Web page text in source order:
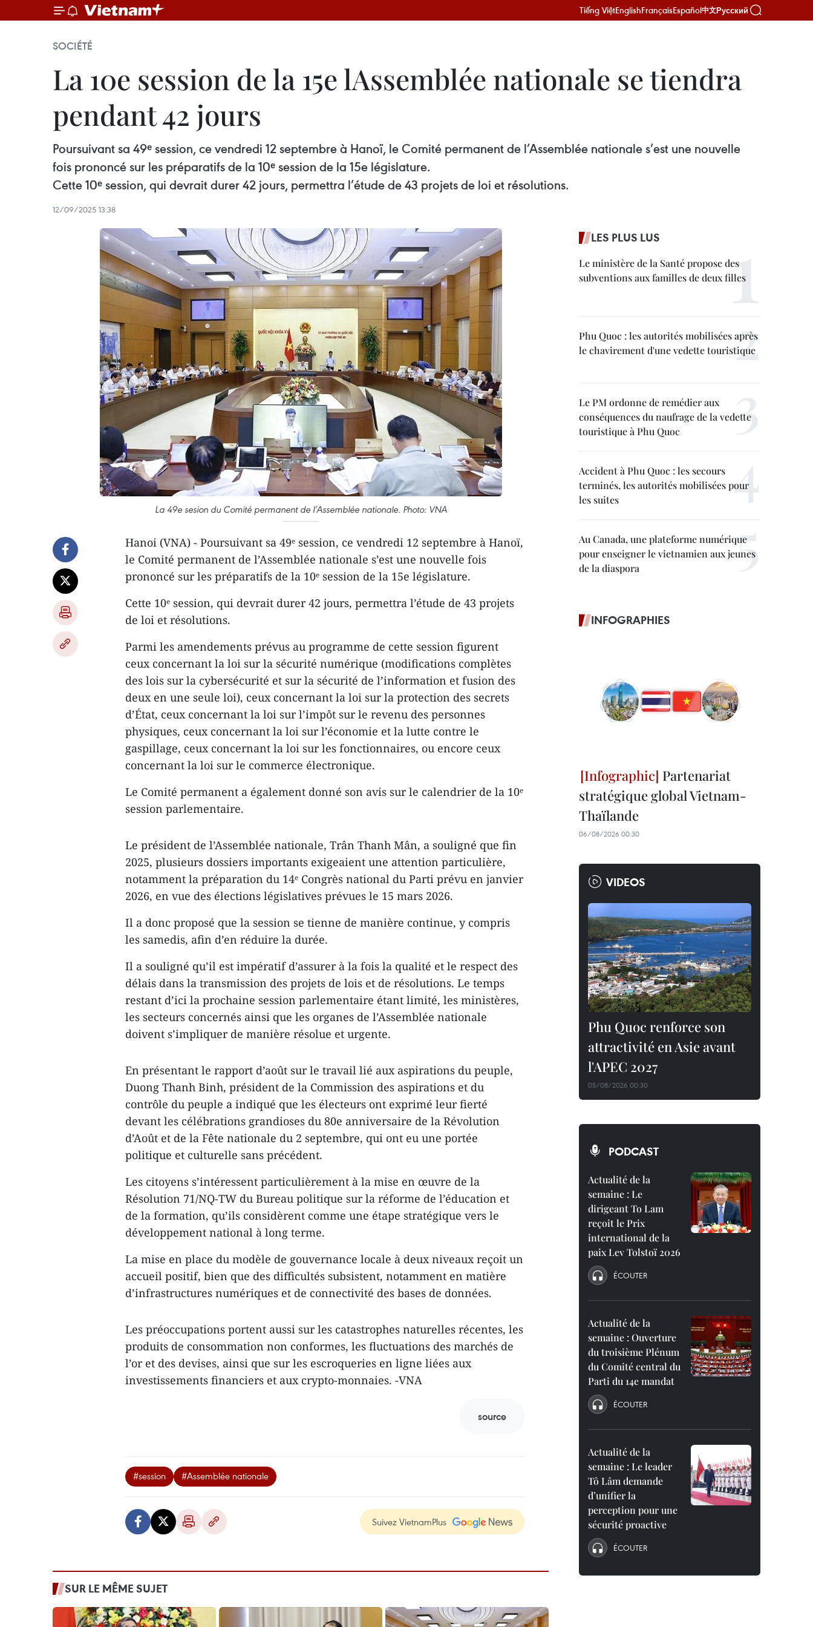
Tiếng ViệtEnglishFrançaisEspañol中文Русский
SOCIÉTÉ
La 10e session de la 15e lAssemblée nationale se tiendra
pendant 42 jours
Poursuivant sa 49ᵉ session, ce vendredi 12 septembre à Hanoï, le Comité permanent de l’Assemblée nationale s’est une nouvelle
fois prononcé sur les préparatifs de la 10ᵉ session de la 15e législature.
Cette 10ᵉ session, qui devrait durer 42 jours, permettra l’étude de 43 projets de loi et résolutions.
12/09/2025 13:38
La 49e sesion du Comité permanent de l’Assemblée nationale. Photo: VNA
Hanoi (VNA) - Poursuivant sa 49ᵉ session, ce vendredi 12 septembre à Hanoï,
le Comité permanent de l’Assemblée nationale s’est une nouvelle fois
prononcé sur les préparatifs de la 10ᵉ session de la 15e législature.
Cette 10ᵉ session, qui devrait durer 42 jours, permettra l’étude de 43 projets
de loi et résolutions.
Parmi les amendements prévus au programme de cette session figurent
ceux concernant la loi sur la sécurité numérique (modifications complètes
des lois sur la cybersécurité et sur la sécurité de l’information et fusion des
deux en une seule loi), ceux concernant la loi sur la protection des secrets
d’État, ceux concernant la loi sur l’impôt sur le revenu des personnes
physiques, ceux concernant la loi sur l’économie et la lutte contre le
gaspillage, ceux concernant la loi sur les fonctionnaires, ou encore ceux
concernant la loi sur le commerce électronique.
Le Comité permanent a également donné son avis sur le calendrier de la 10ᵉ
session parlementaire.
Le président de l’Assemblée nationale, Trân Thanh Mân, a souligné que fin
2025, plusieurs dossiers importants exigeaient une attention particulière,
notamment la préparation du 14ᵉ Congrès national du Parti prévu en janvier
2026, en vue des élections législatives prévues le 15 mars 2026.
Il a donc proposé que la session se tienne de manière continue, y compris
les samedis, afin d’en réduire la durée.
Il a souligné qu’il est impératif d’assurer à la fois la qualité et le respect des
délais dans la transmission des projets de lois et de résolutions. Le temps
restant d’ici la prochaine session parlementaire étant limité, les ministères,
les secteurs concernés ainsi que les organes de l’Assemblée nationale
doivent s’impliquer de manière résolue et urgente.
En présentant le rapport d’août sur le travail lié aux aspirations du peuple,
Duong Thanh Binh, président de la Commission des aspirations et du
contrôle du peuple a indiqué que les électeurs ont exprimé leur fierté
devant les célébrations grandioses du 80e anniversaire de la Révolution
d’Août et de la Fête nationale du 2 septembre, qui ont eu une portée
politique et culturelle sans précédent.
Les citoyens s’intéressent particulièrement à la mise en œuvre de la
Résolution 71/NQ-TW du Bureau politique sur la réforme de l’éducation et
de la formation, qu’ils considèrent comme une étape stratégique vers le
développement national à long terme.
La mise en place du modèle de gouvernance locale à deux niveaux reçoit un
accueil positif, bien que des difficultés subsistent, notamment en matière
d’infrastructures numériques et de connectivité des bases de données.
Les préoccupations portent aussi sur les catastrophes naturelles récentes, les
produits de consommation non conformes, les fluctuations des marchés de
l’or et des devises, ainsi que sur les escroqueries en ligne liées aux
investissements financiers et aux crypto-monnaies. -VNA
source
#session #Assemblée nationale
Suivez VietnamPlus
SUR LE MÊME SUJET
LES PLUS LUS
Le ministère de la Santé propose des
subventions aux familles de deux filles
Phu Quoc : les autorités mobilisées après
le chavirement d'une vedette touristique
Le PM ordonne de remédier aux
conséquences du naufrage de la vedette
touristique à Phu Quoc
Accident à Phu Quoc : les secours
terminés, les autorités mobilisées pour
les suites
Au Canada, une plateforme numérique
pour enseigner le vietnamien aux jeunes
de la diaspora
INFOGRAPHIES
Partenariat
stratégique global Vietnam-
Thaïlande
06/08/2026 00:30
VIDEOS
Phu Quoc renforce son
attractivité en Asie avant
l'APEC 2027
05/08/2026 00:30
PODCAST
Actualité de la
semaine : Le
dirigeant To Lam
reçoit le Prix
international de la
paix Lev Tolstoï 2026
ÉCOUTER
Actualité de la
semaine : Ouverture
du troisième Plénum
du Comité central du
Parti du 14e mandat
ÉCOUTER
Actualité de la
semaine : Le leader
Tô Lâm demande
d’unifier la
perception pour une
sécurité proactive
ÉCOUTER